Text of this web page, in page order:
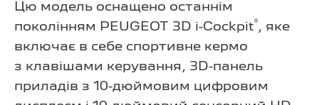
Цю модель оснащено останнім
поколінням PEUGEOT 3D i-Cockpit®, яке
включає в себе спортивне кермо
з клавішами керування, 3D-панель
приладів з 10-дюймовим цифровим